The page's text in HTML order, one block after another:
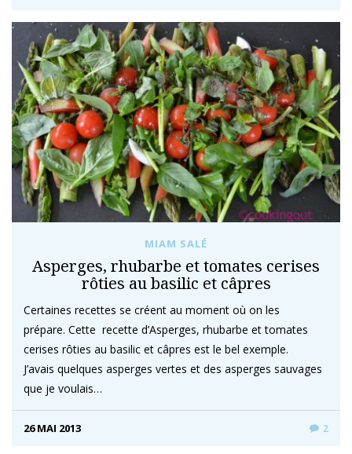
MIAM SALÉ
Asperges, rhubarbe et tomates cerises
rôties au basilic et câpres
Certaines recettes se créent au moment où on les
prépare. Cette recette d’Asperges, rhubarbe et tomates
cerises rôties au basilic et câpres est le bel exemple.
J’avais quelques asperges vertes et des asperges sauvages
que je voulais…
26 MAI 2013 2